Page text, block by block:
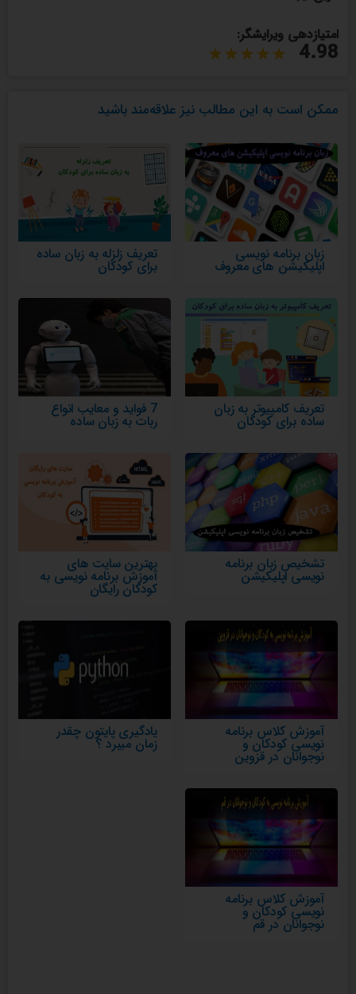
امتیازدهی ویرایشگر:
4.98
ممکن است به این مطالب نیز علاقه‌مند باشید
زبان برنامه نویسی
اپلیکیشن های معروف
تعریف زلزله به زبان ساده
برای کودکان
تعریف کامپیوتر به زبان
ساده برای کودکان
7 فواید و معایب انواع
ربات به زبان ساده
تشخیص زبان برنامه
نویسی اپلیکیشن
بهترین سایت های
آموزش برنامه نویسی به
کودکان رایگان
آموزش کلاس برنامه
نویسی کودکان و
نوجوانان در قزوین
یادگیری پایتون چقدر
زمان میبرد ؟
آموزش کلاس برنامه
نویسی کودکان و
نوجوانان در قم